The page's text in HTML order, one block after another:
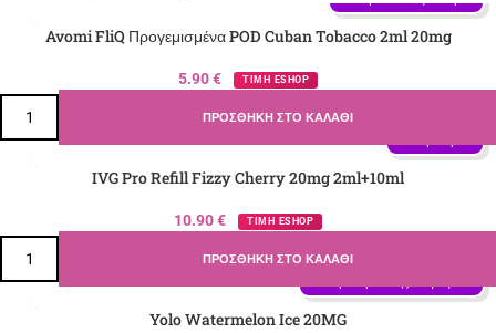
Avomi FliQ Προγεμισμένα POD Cuban Tobacco 2ml 20mg
5.90€ ΤΙΜΗ ESHOP
ΠΡΟΣΘΉΚΗ ΣΤΟ ΚΑΛΆΘΙ
IVG Pro Refill Fizzy Cherry 20mg 2ml+10ml
10.90€ ΤΙΜΗ ESHOP
ΠΡΟΣΘΉΚΗ ΣΤΟ ΚΑΛΆΘΙ
Yolo Watermelon Ice 20MG